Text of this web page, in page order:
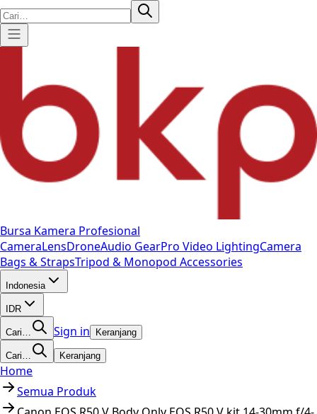
Bursa Kamera Profesional
CameraLensDroneAudio GearPro Video LightingCamera
Bags & StrapsTripod & Monopod Accessories
Indonesia
IDR
Cari… Sign in Keranjang
Cari… Keranjang
Home
Semua Produk